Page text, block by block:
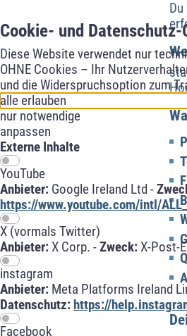
Cookie- und Datenschutz-
Diese Website verwendet nur
OHNE Cookies – Ihr
und die Widerspruchsoption zum
alle erlauben
nur notwendige
anpassen
Externe Inhalte
YouTube
Anbieter: Google Ireland Ltd -
https://www.youtube.com/intl/
X (vormals Twitter)
Anbieter:X Corp. -Zweck:X-Post-
instagram
Anbieter: Meta Platforms Ireland
Datenschutz: https://
Facebook